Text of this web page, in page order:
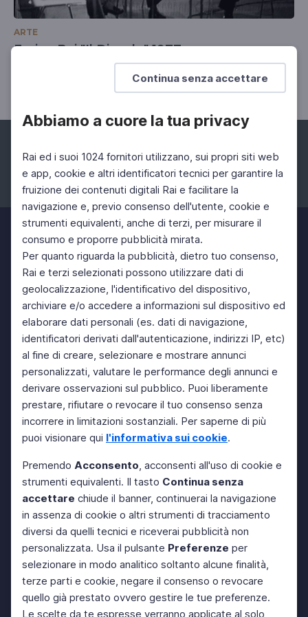
Continua senza accettare
Abbiamo a cuore la tua privacy
Rai ed i suoi 1024 fornitori utilizzano, sui propri siti web
e app, cookie e altri identificatori tecnici per garantire la
fruizione dei contenuti digitali Rai e facilitare la
navigazione e, previo consenso dell'utente, cookie e
strumenti equivalenti, anche di terzi, per misurare il
consumo e proporre pubblicità mirata.
Per quanto riguarda la pubblicità, dietro tuo consenso,
Rai e terzi selezionati possono utilizzare dati di
geolocalizzazione, l'identificativo del dispositivo,
archiviare e/o accedere a informazioni sul dispositivo ed
elaborare dati personali (es. dati di navigazione,
identificatori derivati dall'autenticazione, indirizzi IP, etc)
al fine di creare, selezionare e mostrare annunci
personalizzati, valutare le performance degli annunci e
derivare osservazioni sul pubblico. Puoi liberamente
prestare, rifiutare o revocare il tuo consenso senza
incorrere in limitazioni sostanziali. Per saperne di più
puoi visionare qui l'informativa sui cookie.
Premendo Acconsento, acconsenti all'uso di cookie e
strumenti equivalenti. Il tasto Continua senza
accettare chiude il banner, continuerai la navigazione
in assenza di cookie o altri strumenti di tracciamento
diversi da quelli tecnici e riceverai pubblicità non
personalizzata. Usa il pulsante Preferenze per
selezionare in modo analitico soltanto alcune finalità,
terze parti e cookie, negare il consenso o revocare
quello già prestato ovvero gestire le tue preferenze.
Le scelte da te espresse verranno applicate al solo
ARTE
Enrico Baj "Il Diavolo" 1977
L'artista ospite nel programma satirico del 1977
Facebook Instagram Twitter